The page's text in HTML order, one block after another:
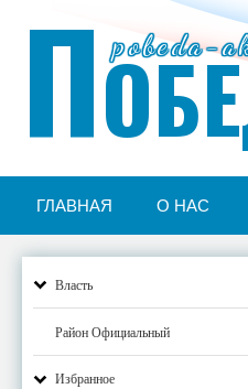
pobeda-
П
ГЛАВНАЯ О НАС
Власть
Район Официальный
Избранное